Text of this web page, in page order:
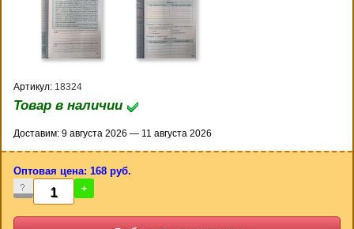
Артикул: 18324
Товар в наличии
Доставим: 9 августа 2026 — 11 августа 2026
Оптовая цена: 168 руб.
- +